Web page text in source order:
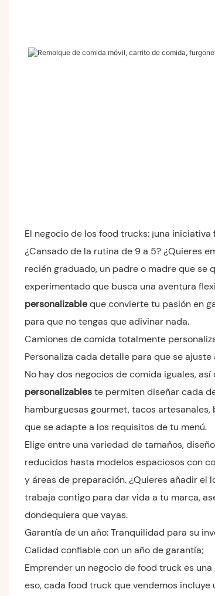
El negocio de los food trucks: ¡una
¿Cansado de la rutina de 9 a 5? ¿Quieres
recién graduado, un padre o madre que se
experimentado que busca una aventura
personalizableque convierte tu pasión en
para que no tengas que adivinar nada.
Camiones de comida totalmente
Personaliza cada detalle para que se
No hay dos negocios de comida iguales,
personalizableste permiten diseñar cada
hamburguesas gourmet, tacos
que se adapte a los requisitos de tu menú.
Elige entre una variedad de tamaños,
reducidos hasta modelos espaciosos con
y áreas de preparación. ¿Quieres añadir el
trabaja contigo para dar vida a tu marca,
dondequiera que vayas.
Garantía de un año: Tranquilidad para su
Calidad confiable con un año de garantía;
Emprender un negocio de food truck es
eso, cada food truck que vendemos incluye